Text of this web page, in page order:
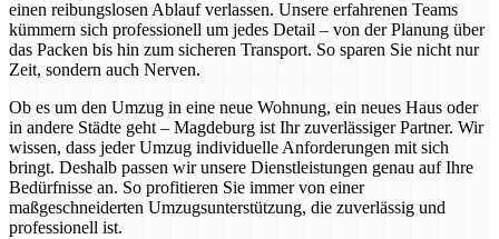
einen reibungslosen Ablauf verlassen. Unsere erfahrenen Teams
kümmern sich professionell um jedes Detail – von der Planung über
das Packen bis hin zum sicheren Transport. So sparen Sie nicht nur
Zeit, sondern auch Nerven.
Ob es um den Umzug in eine neue Wohnung, ein neues Haus oder
in andere Städte geht – Magdeburg ist Ihr zuverlässiger Partner. Wir
wissen, dass jeder Umzug individuelle Anforderungen mit sich
bringt. Deshalb passen wir unsere Dienstleistungen genau auf Ihre
Bedürfnisse an. So profitieren Sie immer von einer
maßgeschneiderten Umzugsunterstützung, die zuverlässig und
professionell ist.